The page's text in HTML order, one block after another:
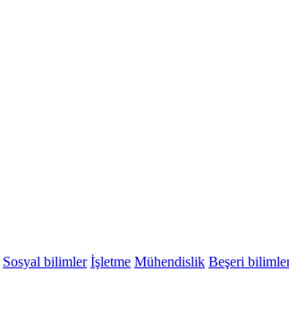
Sosyal bilimler İşletme Mühendislik Beşeri